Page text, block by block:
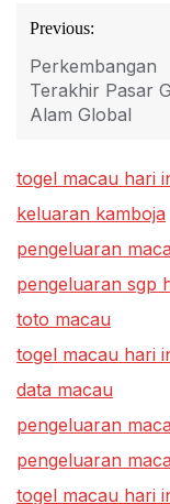
Post
navigation
Previous:
Perkembangan
Terakhir Pasar
Alam Global
togel macau hari
keluaran kamboja
pengeluaran
pengeluaran sgp
toto macau
togel macau hari
data macau
pengeluaran
pengeluaran
togel macau hari